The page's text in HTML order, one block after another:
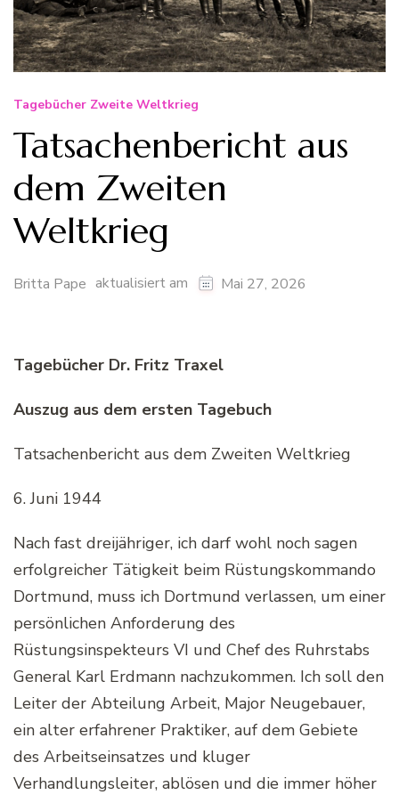
Tagebücher Zweite Weltkrieg
Tatsachenbericht aus
dem Zweiten
Weltkrieg
Britta Pape aktualisiert am Mai 27, 2026
Tagebücher Dr. Fritz Traxel
Auszug aus dem ersten Tagebuch
Tatsachenbericht aus dem Zweiten Weltkrieg
6. Juni 1944
Nach fast dreijähriger, ich darf wohl noch sagen
erfolgreicher Tätigkeit beim Rüstungskommando
Dortmund, muss ich Dortmund verlassen, um einer
persönlichen Anforderung des
Rüstungsinspekteurs VI und Chef des Ruhrstabs
General Karl Erdmann nachzukommen. Ich soll den
Leiter der Abteilung Arbeit, Major Neugebauer,
ein alter erfahrener Praktiker, auf dem Gebiete
des Arbeitseinsatzes und kluger
Verhandlungsleiter, ablösen und die immer höher